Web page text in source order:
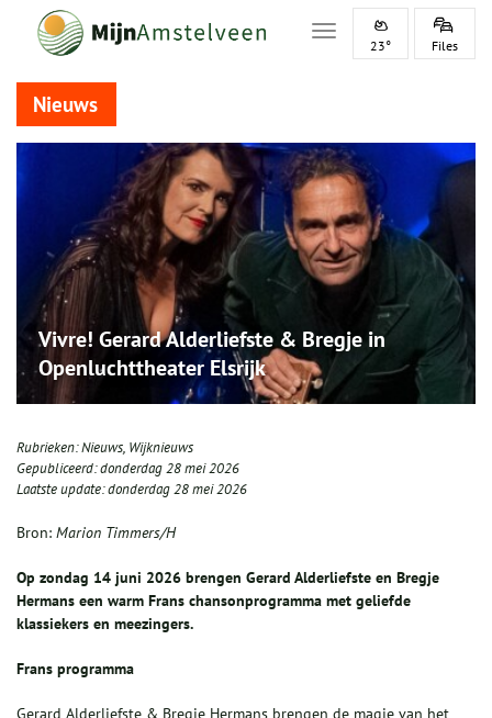
Toggle navigation
23° Files
Nieuws
Vivre! Gerard Alderliefste & Bregje in
Openluchttheater Elsrijk
Rubrieken:Nieuws, Wijknieuws
Gepubliceerd:donderdag 28 mei 2026
Laatste update:donderdag 28 mei 2026
Bron: Marion Timmers/H
Op zondag 14 juni 2026 brengen Gerard Alderliefste en Bregje
Hermans een warm Frans chansonprogramma met geliefde
klassiekers en meezingers.
Frans programma
Gerard Alderliefste & Bregje Hermans brengen de magie van het